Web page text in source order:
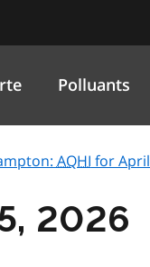
Polluants
AQHI for
2026